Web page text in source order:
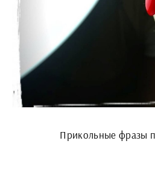
Прикольные фразы